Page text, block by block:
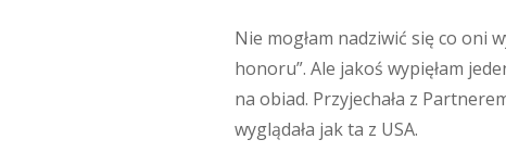
Nie mogłam nadziwić się co oni
honoru”. Ale jakoś wypięłam
na obiad. Przyjechała z
wyglądała jak ta z USA.